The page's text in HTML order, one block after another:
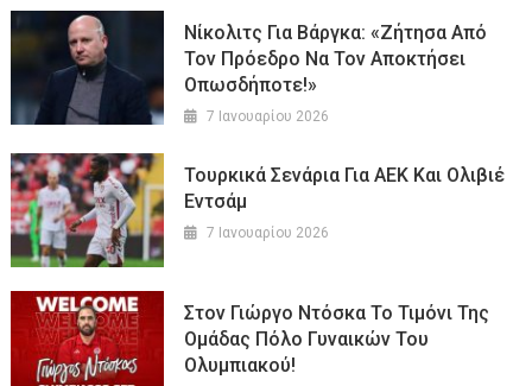
Νίκολιτς Για Βάργκα: «Ζήτησα Από
Τον Πρόεδρο Να Τον Αποκτήσει
Οπωσδήποτε!»
7 Ιανουαρίου 2026
Τουρκικά Σενάρια Για ΑΕΚ Και Oλιβιέ
Εντσάμ
7 Ιανουαρίου 2026
Στον Γιώργο Ντόσκα Το Τιμόνι Της
Ομάδας Πόλο Γυναικών Του
Ολυμπιακού!